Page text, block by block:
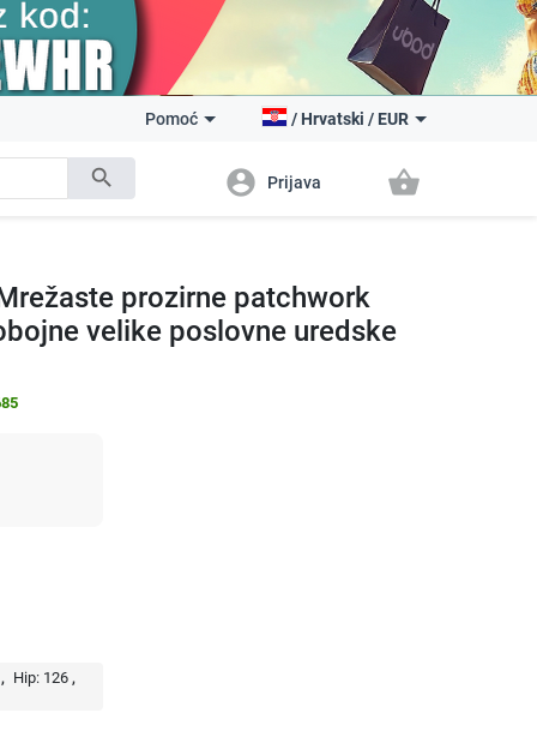
search
Pomoć / Hrvatski / EUR
account_circle Prijava shopping_basket
prozirne patchwork
velike poslovne uredske
Hip: 126